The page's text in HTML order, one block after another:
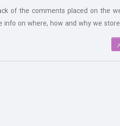
of the comments placed on the
on where, how and why we